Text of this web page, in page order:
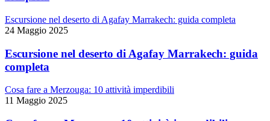
Escursione nel deserto di Agafay Marrakech: guida completa
24 Maggio 2025
Escursione nel deserto di Agafay Marrakech: guida
completa
Cosa fare a Merzouga: 10 attività imperdibili
11 Maggio 2025